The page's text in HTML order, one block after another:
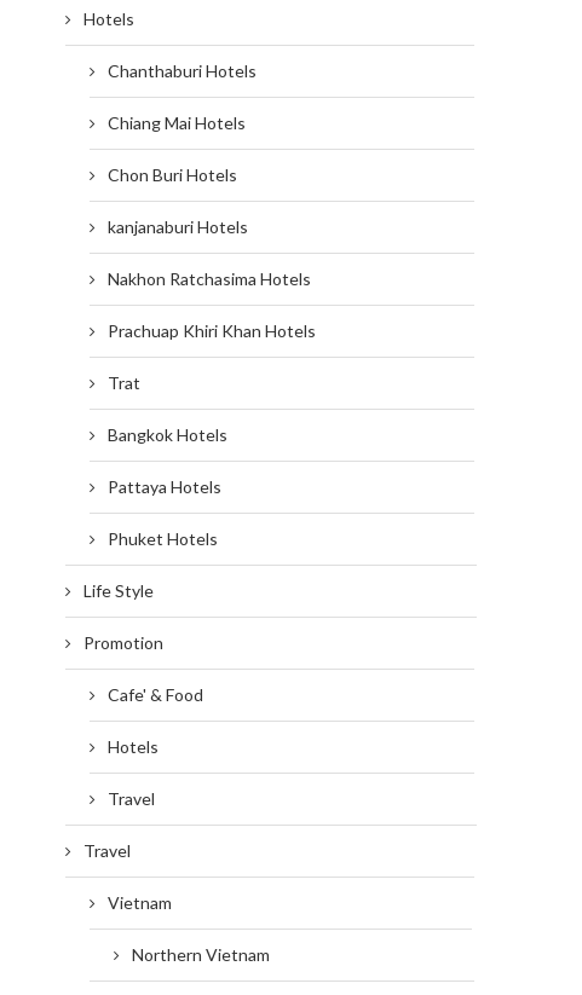
Hotels
Chanthaburi Hotels
Chiang Mai Hotels
Chon Buri Hotels
kanjanaburi Hotels
Nakhon Ratchasima Hotels
Prachuap Khiri Khan Hotels
Trat
Bangkok Hotels
Pattaya Hotels
Phuket Hotels
Life Style
Promotion
Cafe' & Food
Hotels
Travel
Travel
Vietnam
Northern Vietnam